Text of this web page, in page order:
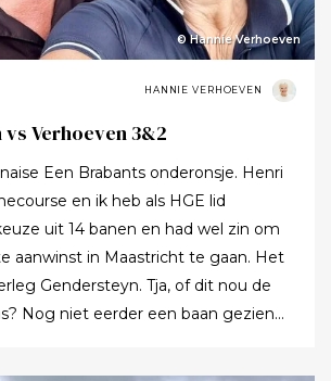
© Hannie Verhoeven
HANNIE VERHOEVEN
vs Verhoeven 3&2
Henri
en ik heb als HGE lid
uit 14 banen en had wel zin om
aanwinst in Maastricht te gaan. Het